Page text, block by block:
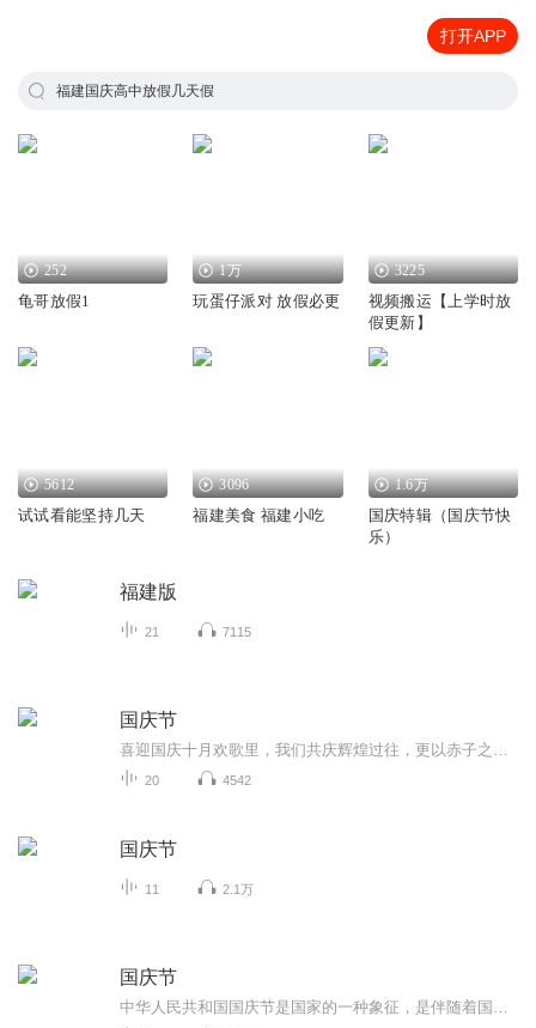
打开APP
福建国庆高中放假几天假
252
龟哥放假1
1万
玩蛋仔派对 放假必更
3225
视频搬运【上学时放
假更新】
5612
试试看能坚持几天
3096
福建美食 福建小吃
1.6万
国庆特辑（国庆节快
乐）
福建版
21 7115
国庆节
20 4542
国庆节
11 2.1万
国庆节